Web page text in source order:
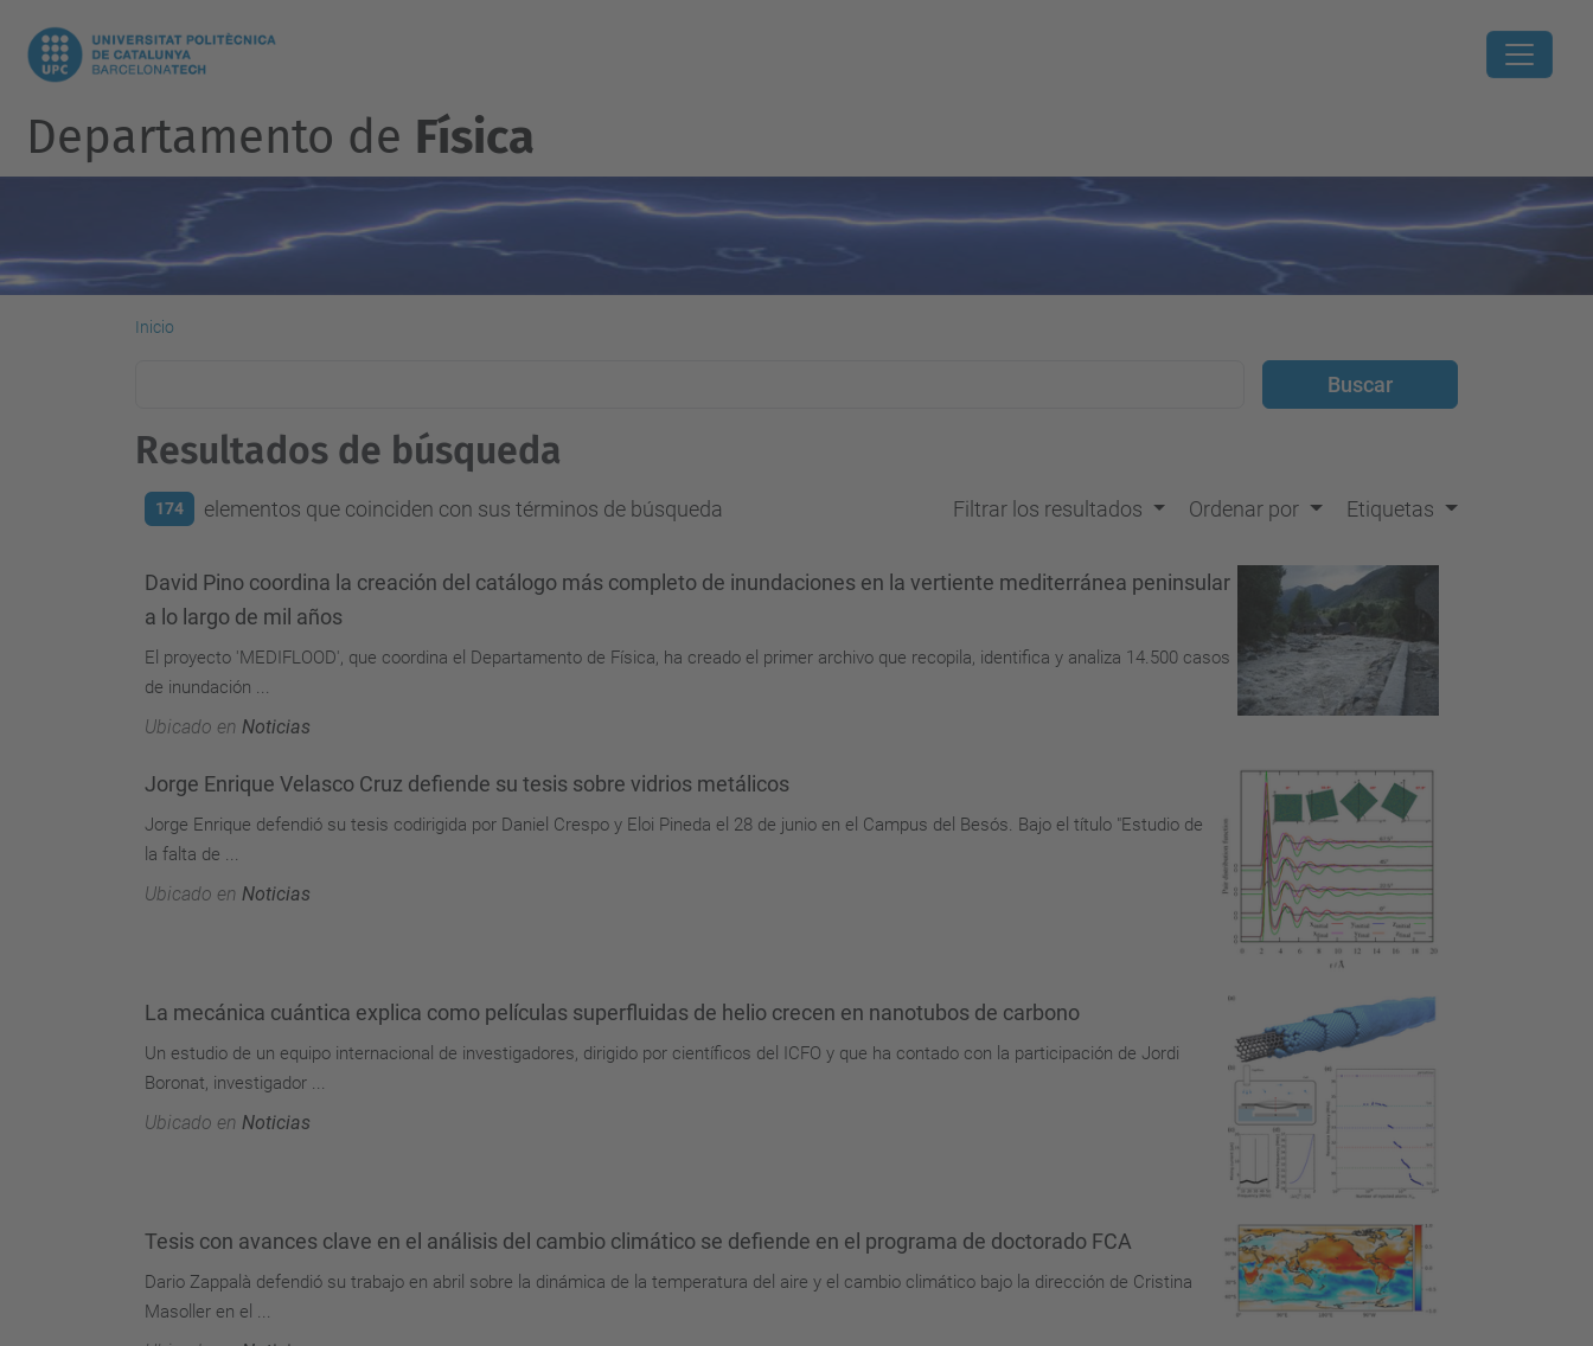
Departamento de Física
Inicio
Resultados de búsqueda
174 elementos que coinciden con sus términos de búsqueda Filtrar los resultados Ordenar por Etiquetas
David Pino coordina la creación del catálogo más completo de inundaciones en la vertiente mediterránea peninsular
a lo largo de mil años
El proyecto 'MEDIFLOOD', que coordina el Departamento de Física, ha creado el primer archivo que recopila, identifica y analiza 14.500 casos
de inundación ...
Ubicado en Noticias
Jorge Enrique Velasco Cruz defiende su tesis sobre vidrios metálicos
Jorge Enrique defendió su tesis codirigida por Daniel Crespo y Eloi Pineda el 28 de junio en el Campus del Besós. Bajo el título "Estudio de
la falta de ...
Ubicado en Noticias
La mecánica cuántica explica como películas superfluidas de helio crecen en nanotubos de carbono
Un estudio de un equipo internacional de investigadores, dirigido por científicos del ICFO y que ha contado con la participación de Jordi
Boronat, investigador ...
Ubicado en Noticias
Tesis con avances clave en el análisis del cambio climático se defiende en el programa de doctorado FCA
Dario Zappalà defendió su trabajo en abril sobre la dinámica de la temperatura del aire y el cambio climático bajo la dirección de Cristina
Masoller en el ...